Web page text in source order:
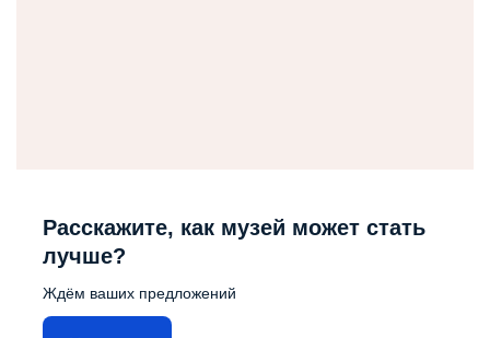
Расскажите, как музей может стать
лучше?
Ждём ваших предложений